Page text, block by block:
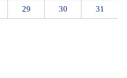
29 30 31